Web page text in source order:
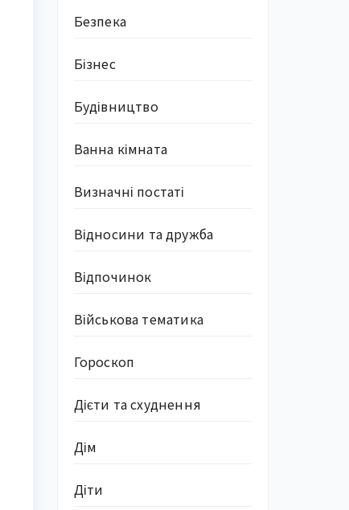
Безпека
Бізнес
Будівництво
Ванна кімната
Визначні постаті
Відносини та дружба
Відпочинок
Військова тематика
Гороскоп
Дієти та схуднення
Дім
Діти